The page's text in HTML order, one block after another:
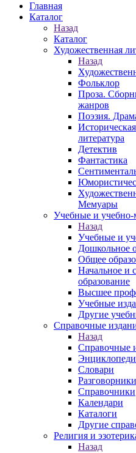
Главная
Каталог
Назад
Каталог
Художественная
Назад
Фольклор
Проза.
жанров
Поэзия.
литература
Детектив
Фантастика
Мемуары
Учебные и учебно-
Назад
Учебные и
Дошкольное
Общее
Начальное и
образование
Высшее
Учебные
Другие
Справочные
Назад
Справочные
Словари
Разговорники
Справочники
Календари
Каталоги
Другие
Религия и
Назад